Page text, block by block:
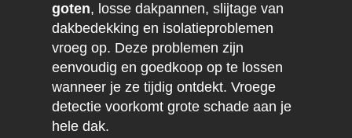
goten, losse dakpannen, slijtage van
dakbedekking en isolatieproblemen
vroeg op. Deze problemen zijn
eenvoudig en goedkoop op te lossen
wanneer je ze tijdig ontdekt. Vroege
detectie voorkomt grote schade aan je
hele dak.